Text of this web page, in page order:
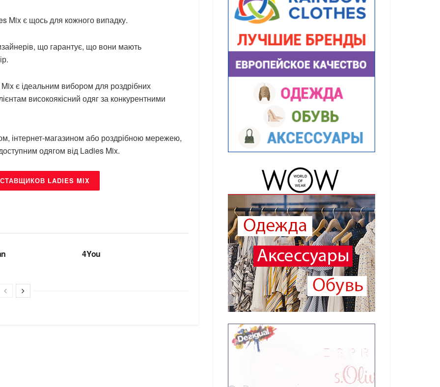
Mix є щось для кожного випадку.
що гарантує, що вони мають
Mix є ідеальним вибором для роздрібних
високоякісний одяг за конкурентними
інтернет-магазином або роздрібною мережею,
одягом від Ladies Mix.
LADIES MIX
4You